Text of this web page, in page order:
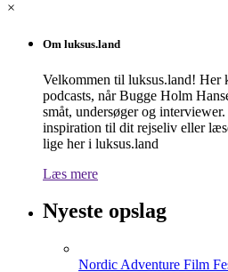
×
Om luksus.land
Velkommen til luksus.land! Her
podcasts, når Bugge Holm
småt, undersøger og
inspiration til dit rejseliv eller
lige her i luksus.land
Læs mere
Nyeste opslag
Nordic Adventure Film